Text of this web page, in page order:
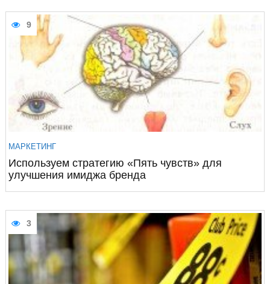
9
МАРКЕТИНГ
Используем стратегию «Пять чувств» для
улучшения имиджа бренда
3